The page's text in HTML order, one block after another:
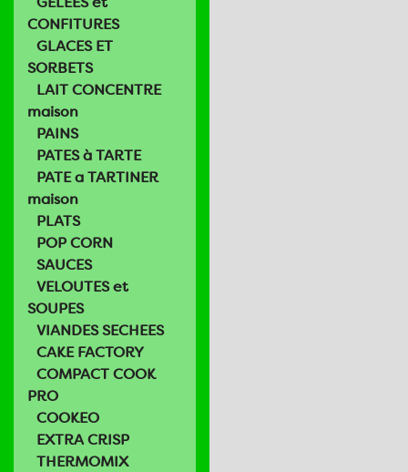
CONFITURES
GLACES ET
SORBETS
LAIT CONCENTRE
maison
PAINS
PATES à TARTE
PATE a TARTINER
maison
PLATS
POP CORN
SAUCES
VELOUTES et
SOUPES
VIANDES SECHEES
CAKE FACTORY
COMPACT COOK
PRO
COOKEO
EXTRA CRISP
THERMOMIX